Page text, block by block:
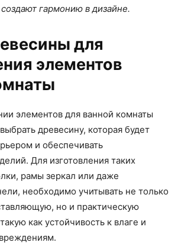
гармонию в дизайне.
для
элементов
элементов для ванной комнаты
древесину, которая будет
и обеспечивать
Для изготовления таких
рамы зеркал или даже
необходимо учитывать не только
но и практическую
как устойчивость к влаге и